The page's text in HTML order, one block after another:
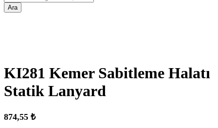
Ara
KI281 Kemer Sabitleme Halatı
Statik Lanyard
874,55 ₺